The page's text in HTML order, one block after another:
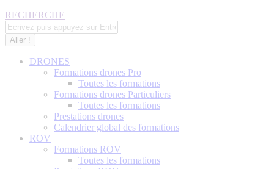
Recherche
RECHERCHE
DRONES
Formations drones Pro
Toutes les formations
Formations drones Particuliers
Toutes les formations
Prestations drones
Calendrier global des formations
ROV
Formations ROV
Toutes les formations